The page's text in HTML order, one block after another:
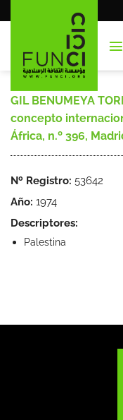
al
GIL BENUMEYA
concepto
África, n.º 396,
Nº Registro: 53642
Año: 1974
Descriptores:
Palestina